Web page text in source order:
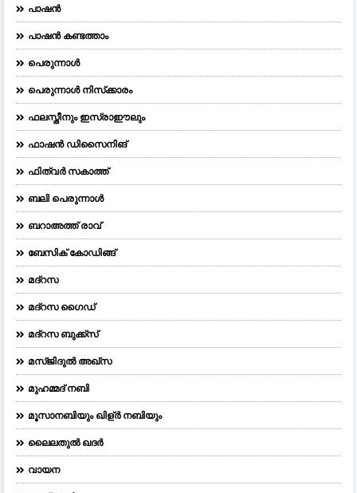
പാഷൻ
പാഷൻ കണ്ടത്താം
പെരുന്നാള്‍
പെരുന്നാള്‍ നിസ്‌ക്കാരം
ഫലസ്തീനും ഇസ്രാഈലും
ഫാഷന്‍ ഡിസൈനിങ്‌
ഫിത്വർ സകാത്ത്
ബലി പെരുന്നാള്‍
ബറാഅത്ത് രാവ്
ബേസിക് കോഡിങ്ങ്
മദ്റസ
മദ്‌റസ ഗൈഡ്
മദ്റസ ബുക്ക്സ്
മസ്ജിദുല്‍ അഖ്‌സ
മുഹമ്മദ് നബി
മൂസാനബിയും ഖിള്ർ നബിയും
ലൈലതുല്‍ ഖദര്‍
വായന